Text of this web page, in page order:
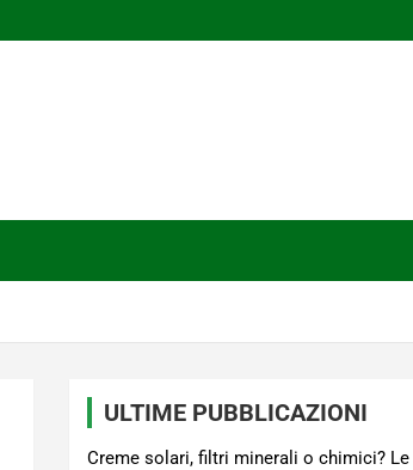
ULTIME PUBBLICAZIONI
Creme solari, filtri minerali o chimici?